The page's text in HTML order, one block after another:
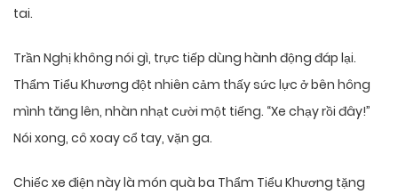
tai.
Trần Nghị không nói gì, trực tiếp dùng hành động đáp lại.
Thẩm Tiểu Khương đột nhiên cảm thấy sức lực ở bên hông
mình tăng lên, nhàn nhạt cười một tiếng. “Xe chạy rồi đây!”
Nói xong, cô xoay cổ tay, vặn ga.
Chiếc xe điện này là món quà ba Thẩm Tiểu Khương tặng